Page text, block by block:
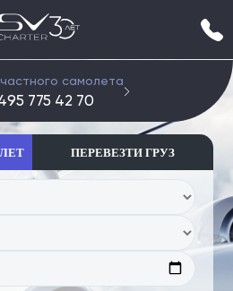
самолета
775 42 70 +7
ПЕРЕВЕЗТИ ГРУЗ